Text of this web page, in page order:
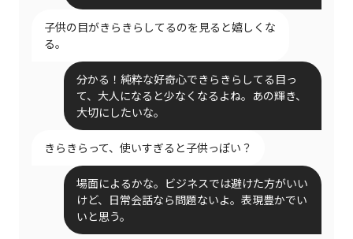
子供の目がきらきらしてるのを見ると嬉しくな
る。
分かる！純粋な好奇心できらきらしてる目っ
て、大人になると少なくなるよね。あの輝き、
大切にしたいな。
きらきらって、使いすぎると子供っぽい？
場面によるかな。ビジネスでは避けた方がいい
けど、日常会話なら問題ないよ。表現豊かでい
いと思う。